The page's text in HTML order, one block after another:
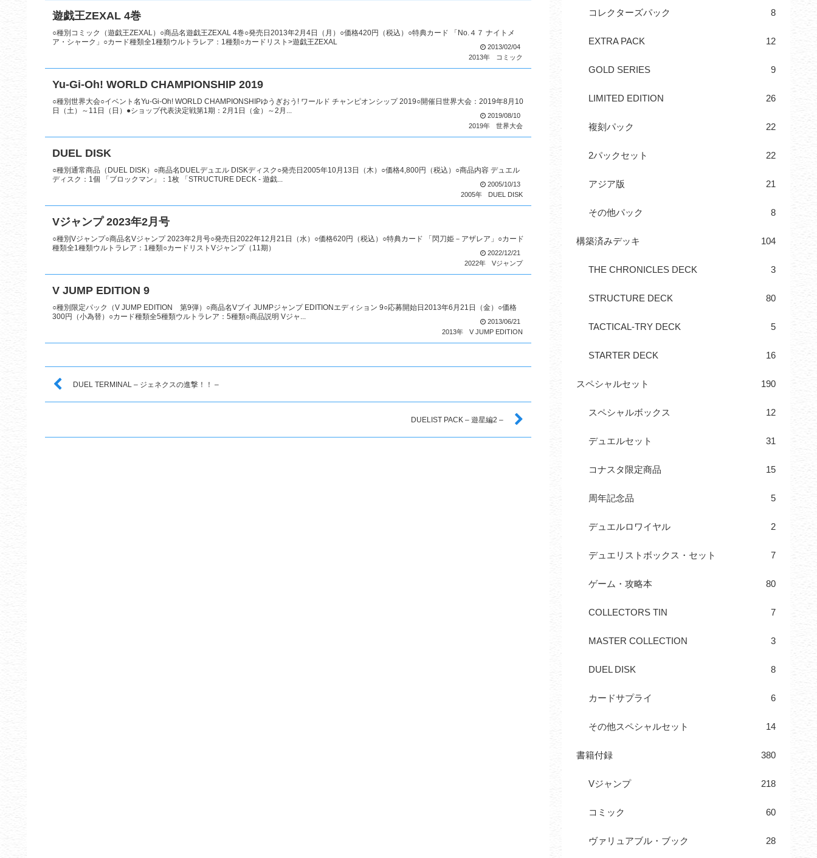
遊戯王ZEXAL 4巻
○種別コミック（遊戯王ZEXAL）○商品名遊戯王ZEXAL 4巻○発売日2013年2月4日（月）○価格420円（税込）○特典カード 「No.４７ ナイトメ
ア・シャーク」○カード種類全1種類ウルトラレア：1種類○カードリスト>遊戯王ZEXAL
2013/02/04
2013年
コミック
Yu-Gi-Oh! WORLD CHAMPIONSHIP 2019
○種別世界大会○イベント名Yu-Gi-Oh! WORLD CHAMPIONSHIPゆうぎおう! ワールド チャンピオンシップ 2019○開催日世界大会：2019年8月10
日（土）～11日（日）●ショップ代表決定戦第1期：2月1日（金）～2月...
2019/08/10
2019年
世界大会
DUEL DISK
○種別通常商品（DUEL DISK）○商品名DUELデュエル DISKディスク○発売日2005年10月13日（木）○価格4,800円（税込）○商品内容 デュエル
ディスク：1個 「ブロックマン」：1枚 「STRUCTURE DECK - 遊戯...
2005/10/13
2005年
DUEL DISK
Vジャンプ 2023年2月号
○種別Vジャンプ○商品名Vジャンプ 2023年2月号○発売日2022年12月21日（水）○価格620円（税込）○特典カード 「閃刀姫－アザレア」○カード
種類全1種類ウルトラレア：1種類○カードリストVジャンプ（11期）
2022/12/21
2022年
Vジャンプ
V JUMP EDITION 9
○種別限定パック（V JUMP EDITION 第9弾）○商品名Vブイ JUMPジャンプ EDITIONエディション 9○応募開始日2013年6月21日（金）○価格
300円（小為替）○カード種類全5種類ウルトラレア：5種類○商品説明 Vジャ...
2013/06/21
2013年
V JUMP EDITION
DUEL TERMINAL – ジェネクスの進撃！！ –
DUELIST PACK – 遊星編2 –
コレクターズパック 8
EXTRA PACK 12
GOLD SERIES 9
LIMITED EDITION 26
複刻パック 22
2パックセット 22
アジア版 21
その他パック 8
構築済みデッキ 104
THE CHRONICLES DECK 3
STRUCTURE DECK 80
TACTICAL-TRY DECK 5
STARTER DECK 16
スペシャルセット 190
スペシャルボックス 12
デュエルセット 31
コナスタ限定商品 15
周年記念品 5
デュエルロワイヤル 2
デュエリストボックス・セット 7
ゲーム・攻略本 80
COLLECTORS TIN 7
MASTER COLLECTION 3
DUEL DISK 8
カードサプライ 6
その他スペシャルセット 14
書籍付録 380
Vジャンプ 218
コミック 60
ヴァリュアブル・ブック 28